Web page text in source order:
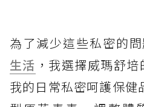
為了減少這些私密的
生活 ，我選擇威瑪舒
我的日常私密呵護保健